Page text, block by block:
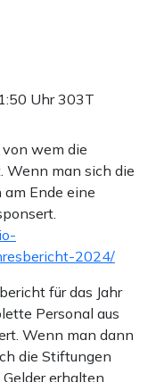
der eng mit der
ist: Stephan Kramer
kaum im Amt, lud
der Stiftung,
zu einem von seiner
Symposium ein.
und
1974 bis 1982
war,
sich die
abgrenzen.
Uhr303T
wem die
Wenn man sich die
Ende eine
2024/
für das Jahr
Personal aus
Wenn man dann
die Stiftungen
erhalten,